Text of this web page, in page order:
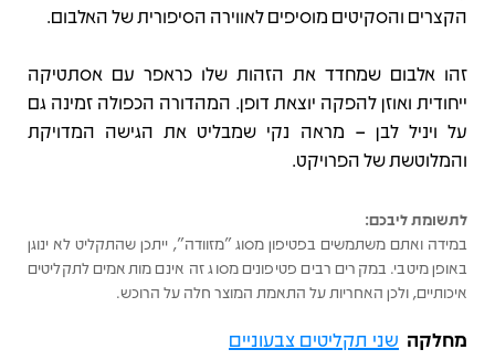
הקצרים והסקיטים מוסיפים לאווירה הסיפורית של האלבום.
זהו אלבום שמחדד את הזהות שלו כראפר עם אסתטיקה
ייחודית ואוזן להפקה יוצאת דופן. המהדורה הכפולה זמינה גם
על ויניל לבן – מראה נקי שמבליט את הגישה המדויקת
והמלוטשת של הפרויקט.
לתשומת ליבכם:
במידה ואתם משתמשים בפטיפון מסוג "מזוודה", ייתכן שהתקליט לא ינוגן
באופן מיטבי. במקרים רבים פטיפונים מסוג זה אינם מותאמים לתקליטים
איכותיים, ולכן האחריות על התאמת המוצר חלה על הרוכש.
מחלקה שני תקליטים צבעוניים